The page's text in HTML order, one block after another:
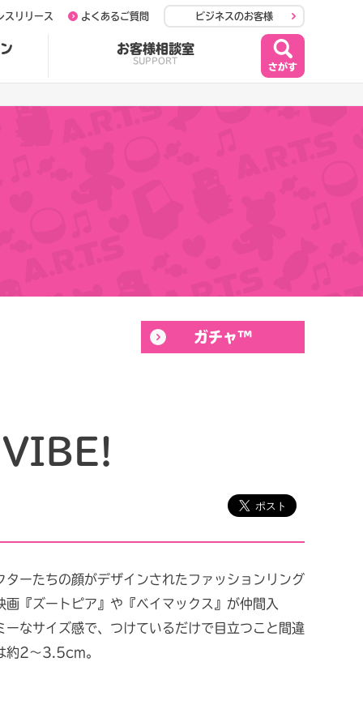
お客様相談室
SUPPORT
スリリース よくあるご質問 ビジネスのお客様
ガチャ™
VIBE!
ターたちの顔がデザインされたファッションリング
『ズートピア』や『ベイマックス』が仲間入
なサイズ感で、つけているだけで目立つこと間違
約2〜3.5cm。